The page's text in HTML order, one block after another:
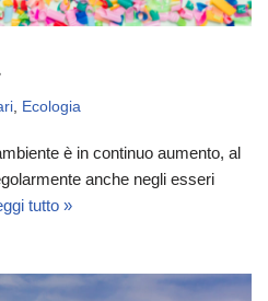
Ecologia
è in continuo aumento, al
anche negli esseri
tutto »